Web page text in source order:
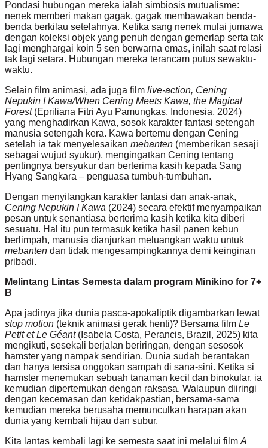
Pondasi hubungan mereka ialah simbiosis mutualisme:
nenek memberi makan gagak, gagak membawakan benda-
benda berkilau setelahnya. Ketika sang nenek mulai jumawa
dengan koleksi objek yang penuh dengan gemerlap serta tak
lagi menghargai koin 5 sen berwarna emas, inilah saat relasi
tak lagi setara. Hubungan mereka terancam putus sewaktu-
waktu.
Selain film animasi, ada juga film live-action, Cening
Nepukin I Kawa/When Cening Meets Kawa, the Magical
Forest (Epriliana Fitri Ayu Pamungkas, Indonesia, 2024)
yang menghadirkan Kawa, sosok karakter fantasi setengah
manusia setengah kera. Kawa bertemu dengan Cening
setelah ia tak menyelesaikan mebanten (memberikan sesaji
sebagai wujud syukur), mengingatkan Cening tentang
pentingnya bersyukur dan berterima kasih kepada Sang
Hyang Sangkara – penguasa tumbuh-tumbuhan.
Dengan menyilangkan karakter fantasi dan anak-anak,
Cening Nepukin I Kawa (2024) secara efektif menyampaikan
pesan untuk senantiasa berterima kasih ketika kita diberi
sesuatu. Hal itu pun termasuk ketika hasil panen kebun
berlimpah, manusia dianjurkan meluangkan waktu untuk
mebanten dan tidak mengesampingkannya demi keinginan
pribadi.
Melintang Lintas Semesta dalam program Minikino for 7+
B
Apa jadinya jika dunia pasca-apokaliptik digambarkan lewat
stop motion (teknik animasi gerak henti)? Bersama film Le
Petit et Le Géant (Isabela Costa, Perancis, Brazil, 2025) kita
mengikuti, sesekali berjalan beriringan, dengan sesosok
hamster yang nampak sendirian. Dunia sudah berantakan
dan hanya tersisa onggokan sampah di sana-sini. Ketika si
hamster menemukan sebuah tanaman kecil dan binokular, ia
kemudian dipertemukan dengan raksasa. Walaupun diiringi
dengan kecemasan dan ketidakpastian, bersama-sama
kemudian mereka berusaha memunculkan harapan akan
dunia yang kembali hijau dan subur.
Kita lantas kembali lagi ke semesta saat ini melalui film A